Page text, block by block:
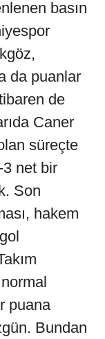
basın
da puanlar
de
Caner
süreçte
3 net bir
Son
hakem
puana
Bundan